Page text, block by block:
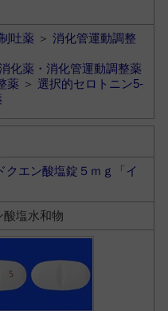
吐薬 ＞消化管運動調整
化薬・消化管運動調整薬
薬 ＞選択的セロトニン5-
クエン酸塩錠５ｍｇ「イ
酸塩水和物